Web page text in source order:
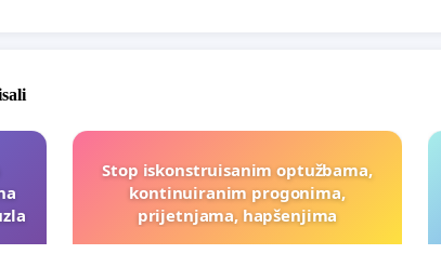
Stop iskonstruisanim optužbama,
kontinuiranim progonima,
prijetnjama, hapšenjima